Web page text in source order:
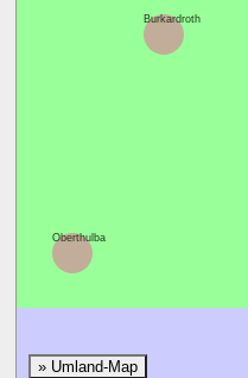
Oberthulba
Burkardroth
» Umland-Map